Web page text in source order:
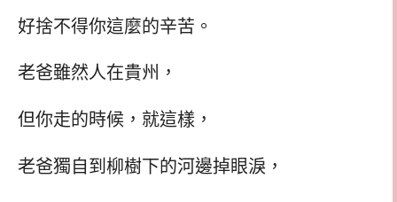
好捨不得你這麼的辛苦。
老爸雖然人在貴州，
但你走的時候，就這樣，
老爸獨自到柳樹下的河邊掉眼淚，